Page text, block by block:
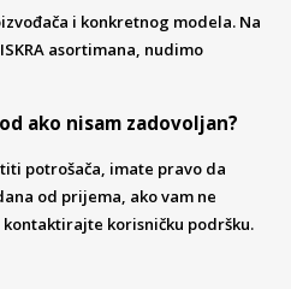
i konkretnog modela. Na
asortimana, nudimo
ako nisam zadovoljan?
potrošača, imate pravo da
od prijema, ako vam ne
korisničku podršku.